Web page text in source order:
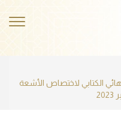
الكتابي لاختصاص الأشعة